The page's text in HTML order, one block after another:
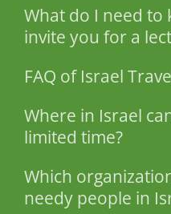
What do I need to
invite you for a
FAQ of Israel
Where in Israel
limited time?
Which
needy people in